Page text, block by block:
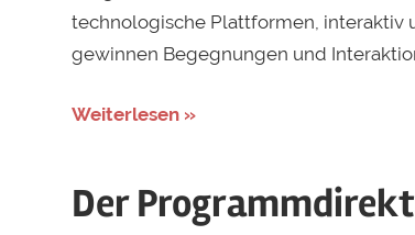
technologische Plattformen, interaktiv
gewinnen Begegnungen und
Weiterlesen »
Der